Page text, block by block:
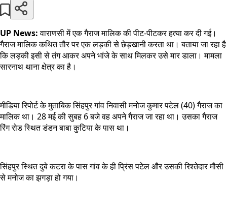
UP News:वाराणसी में एक गैराज मालिक की पीट-पीटकर हत्या कर दी गई।
गैराज मालिक कथित तौर पर एक लड़की से छेड़खानी करता था। बताया जा रहा है
कि लड़की इसी से तंग आकर अपने भांजे के साथ मिलकर उसे मार डाला। मामला
सारनाथ थाना क्षेत्र का है।
मीडिया रिपोर्ट के मुताबिक सिंहपुर गांव निवासी मनोज कुमार पटेल (40) गैराज का
मालिक था। 28 मई की सुबह 6 बजे वह अपने गैराज जा रहा था। उसका गैराज
रिंग रोड स्थित डंडन बाबा कुटिया के पास था।
सिंहपुर स्थित दुबे कटरा के पास गांव के ही प्रिंस पटेल और उसकी रिश्तेदार मौसी
से मनोज का झगड़ा हो गया।